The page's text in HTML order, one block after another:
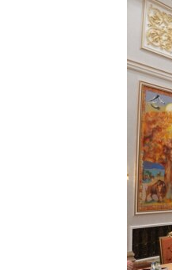
УКРАЇНСЬКА ПРОБЛЕМА КРИМУ